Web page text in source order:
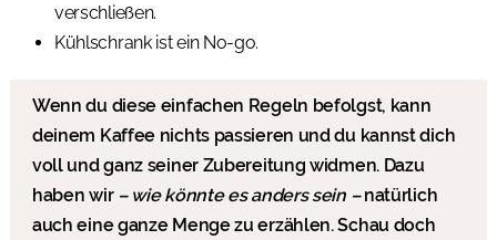
verschließen.
Kühlschrank ist ein No-go.
Wenn du diese einfachen Regeln befolgst, kann
deinem Kaffee nichts passieren und du kannst dich
voll und ganz seiner Zubereitung widmen. Dazu
haben wir – wie könnte es anders sein –natürlich
auch eine ganze Menge zu erzählen. Schau doch